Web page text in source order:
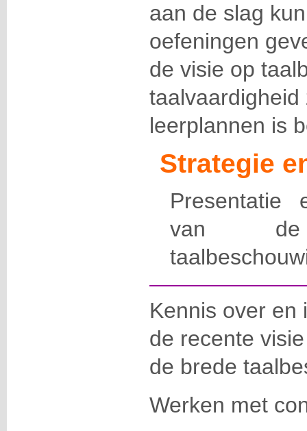
aan de slag
oefeningen
de visie op
leerplannen is
Strategie
Presentatie
van de
Kennis over en
de recente
de brede
Werken met